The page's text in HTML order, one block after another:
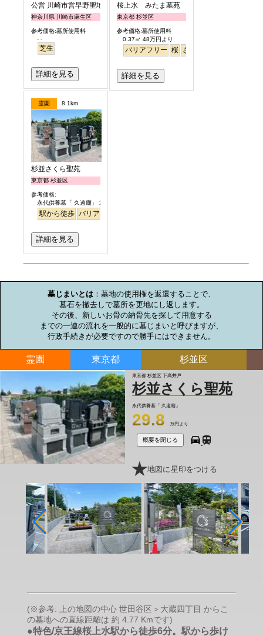
公営 川崎市営早野聖地公園
神奈川県 川崎市麻生区
参考価格:墓所使用料
- -
芝生
詳細を見る
桜上水 みたま墓苑
東京都 杉並区
参考価格:墓所使用料
0.37㎡ 48万円より
バリアフリー 桜 さくら
詳細を見る
霊園 8.1km
杉並さくら聖苑
東京都 杉並区
参考価格:
永代供養墓「 久遠廟」 29.8万円より
駅から徒歩 バリアフリー
詳細を見る
墓じまいとは ：墓地の使用権を返還することで、
墓石を撤去しで墓所を更地にし返します。
その後、新しいお骨の納骨先を探して用意する
までの一連の流れを一般的に墓じまいと呼びますが、
行政手続きが必要ですので勝手にはできません。
霊園 東京都 杉並区
東京都 杉並区 下高井戸
杉並さくら聖苑
永代供養墓「 久遠廟」
29.8 万円より
概要を閉じる
地図に星印をつける
(※参考: 上の地図の中心 世田谷区＞大蔵四丁目 からこ
の墓地への直線距離は 約 4.77 Kmです)
●特色/京王線桜上水駅から徒歩6分。駅から歩け